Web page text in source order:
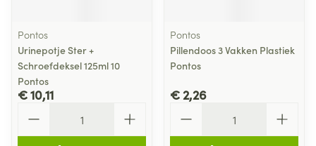
Pontos
Urinepotje Ster +
Schroefdeksel 125ml 10
Pontos
€ 10,11
Pontos
Pillendoos 3 Vakken Plastiek
Pontos
€ 2,26